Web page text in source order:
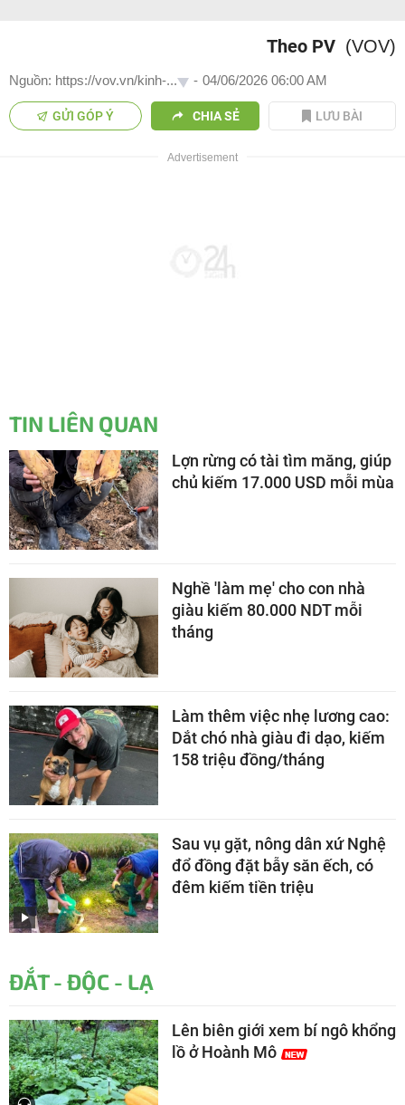
Theo PV (VOV)
Nguồn: https://vov.vn/kinh-... - 04/06/2026 06:00 AM
GỬI GÓP Ý CHIA SẺ LƯU BÀI
TIN LIÊN QUAN
Lợn rừng có tài tìm măng, giúp
chủ kiếm 17.000 USD mỗi mùa
Nghề 'làm mẹ' cho con nhà
giàu kiếm 80.000 NDT mỗi
tháng
Làm thêm việc nhẹ lương cao:
Dắt chó nhà giàu đi dạo, kiếm
158 triệu đồng/tháng
Sau vụ gặt, nông dân xứ Nghệ
đổ đồng đặt bẫy săn ếch, có
đêm kiếm tiền triệu
ĐẮT - ĐỘC - LẠ
Lên biên giới xem bí ngô khổng
lồ ở Hoành Mô